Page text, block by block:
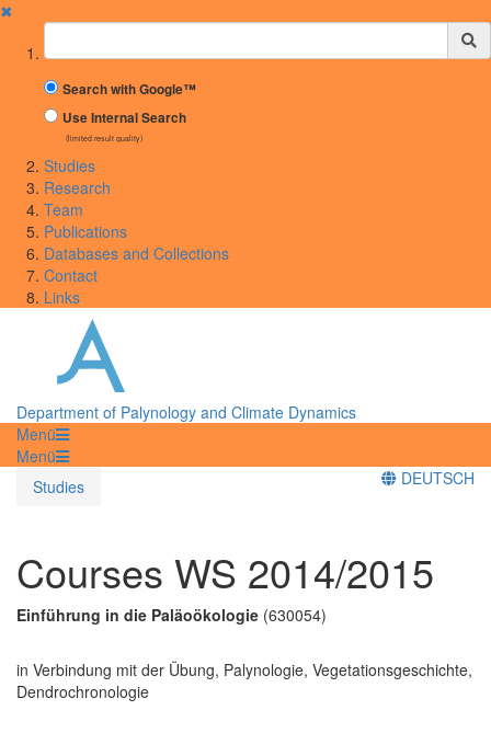
✖
Suchbegriff
Search with Google™
Use Internal Search
(limited result quality)
Studies
Research
Team
Publications
Databases and Collections
Contact
Links
Department of Palynology and Climate Dynamics
Menü
Menü
Studies
DEUTSCH
Courses WS 2014/2015
Einführung in die Paläoökologie (630054)
in Verbindung mit der Übung, Palynologie, Vegetationsgeschichte,
Dendrochronologie